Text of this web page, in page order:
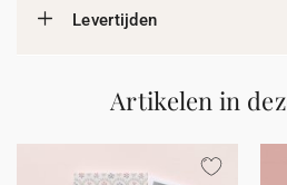
Levertijden
Artikelen in